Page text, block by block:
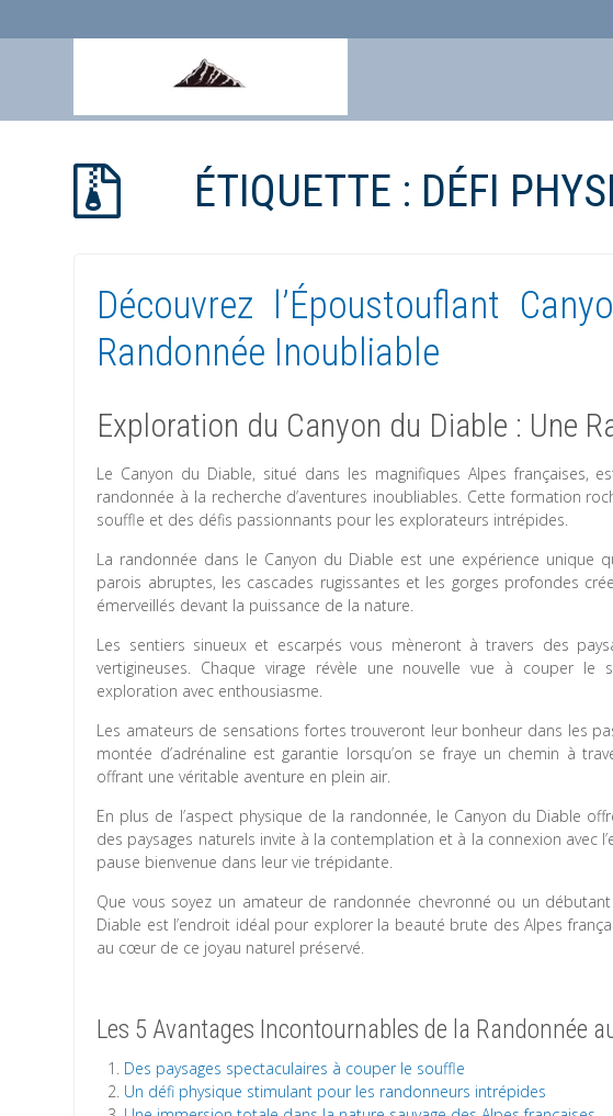
ÉTIQUETTE : DÉFI
Découvrez l’Époustouflant
Randonnée Inoubliable
Exploration du Canyon du Diable : Une
Le Canyon du Diable, situé dans les magnifiques Alpes
randonnée à la recherche d’aventures inoubliables. Cette formation
souffle et des défis passionnants pour les explorateurs intrépides.
La randonnée dans le Canyon du Diable est une expérience unique
parois abruptes, les cascades rugissantes et les gorges profondes
émerveillés devant la puissance de la nature.
Les sentiers sinueux et escarpés vous mèneront à travers des
vertigineuses. Chaque virage révèle une nouvelle vue à couper
exploration avec enthousiasme.
Les amateurs de sensations fortes trouveront leur bonheur dans les
montée d’adrénaline est garantie lorsqu’on se fraye un chemin à
offrant une véritable aventure en plein air.
En plus de l’aspect physique de la randonnée, le Canyon du Diable
des paysages naturels invite à la contemplation et à la connexion avec
pause bienvenue dans leur vie trépidante.
Que vous soyez un amateur de randonnée chevronné ou un
Diable est l’endroit idéal pour explorer la beauté brute des Alpes
au cœur de ce joyau naturel préservé.
Les 5 Avantages Incontournables de la Randonnée
Des paysages spectaculaires à couper le souffle
Un défi physique stimulant pour les randonneurs intrépides